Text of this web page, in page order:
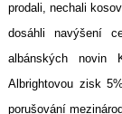
prodali, nechali
dosáhli navýšení
albánských novin
Albrightovou zisk
porušování